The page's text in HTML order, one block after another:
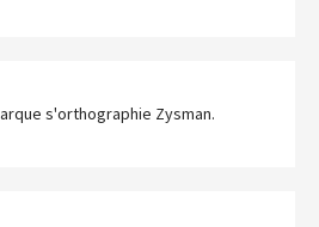
s'orthographie Zysman.